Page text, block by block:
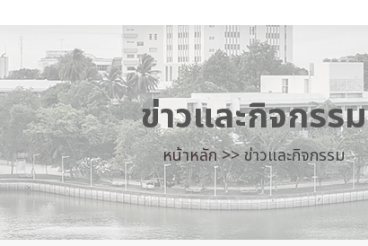
ข่าวและกิจกรรม
หน้าหลัก >>ข่าวและกิจกรรม